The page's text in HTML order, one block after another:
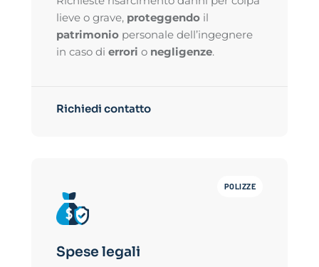
lieve o grave, proteggendo il
patrimonio personale dell’ingegnere
in caso di errori o negligenze.
Richiedi contatto
POLIZZE
Spese legali